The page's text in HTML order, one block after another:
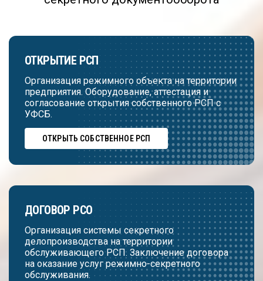
ОТКРЫТИЕ РСП
Организация режимного объекта на территории
предприятия. Оборудование, аттестация и
согласование открытия собственного РСП с
УФСБ.
ОТКРЫТЬ СОБСТВЕННОЕ РСП
ДОГОВОР РСО
Организация системы секретного
делопроизводства на территории
обслуживающего РСП. Заключение договора
на оказание услуг режимно-секретного
обслуживания.